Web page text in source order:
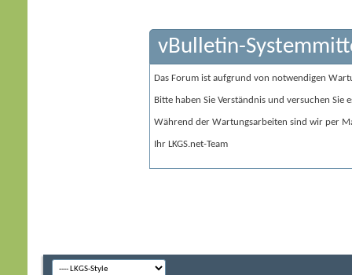
vBulletin-
Das Forum ist aufgrund von notwendigen
Bitte haben Sie Verständnis und versuchen Sie
Während der Wartungsarbeiten sind wir per
Ihr LKGS.net-Team